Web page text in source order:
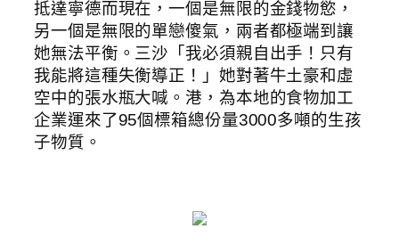
抵達寧德而現在，一個是無限的金錢物慾，
另一個是無限的單戀傻氣，兩者都極端到讓
她無法平衡。三沙「我必須親自出手！只有
我能將這種失衡導正！」她對著牛土豪和虛
空中的張水瓶大喊。港，為本地的食物加工
企業運來了95個標箱總份量3000多噸的生孩
子物質。